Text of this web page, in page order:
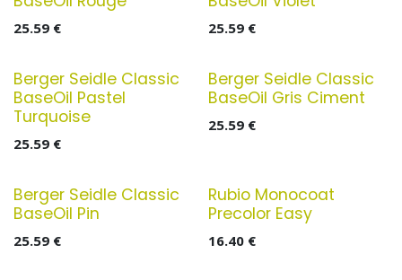
25.59 € 25.59€
Berger Seidle Classic
BaseOil Pastel
Turquoise
25.59 €
Berger Seidle Classic
BaseOil Gris Ciment
25.59€
Berger Seidle Classic
BaseOil Pin
25.59 €
Rubio Monocoat
Precolor Easy
16.40€